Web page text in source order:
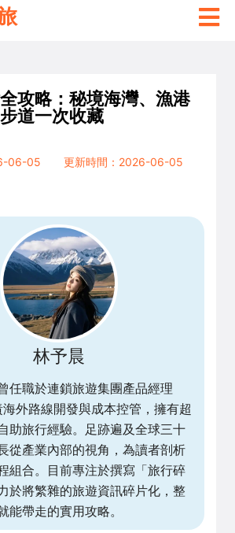
攻略：秘境海灣、漁港
道一次收藏
06-05
更新時間：2026-06-05
林予晨
任職於連鎖旅遊集團產品經理
海外路線開發與成本控管，擁有超
助旅行經驗。足跡遍及全球三十
從產業內部的視角，為讀者剖析
組合。目前專注於撰寫「旅行碎
於將繁雜的旅遊資訊碎片化，整
能帶走的實用攻略。